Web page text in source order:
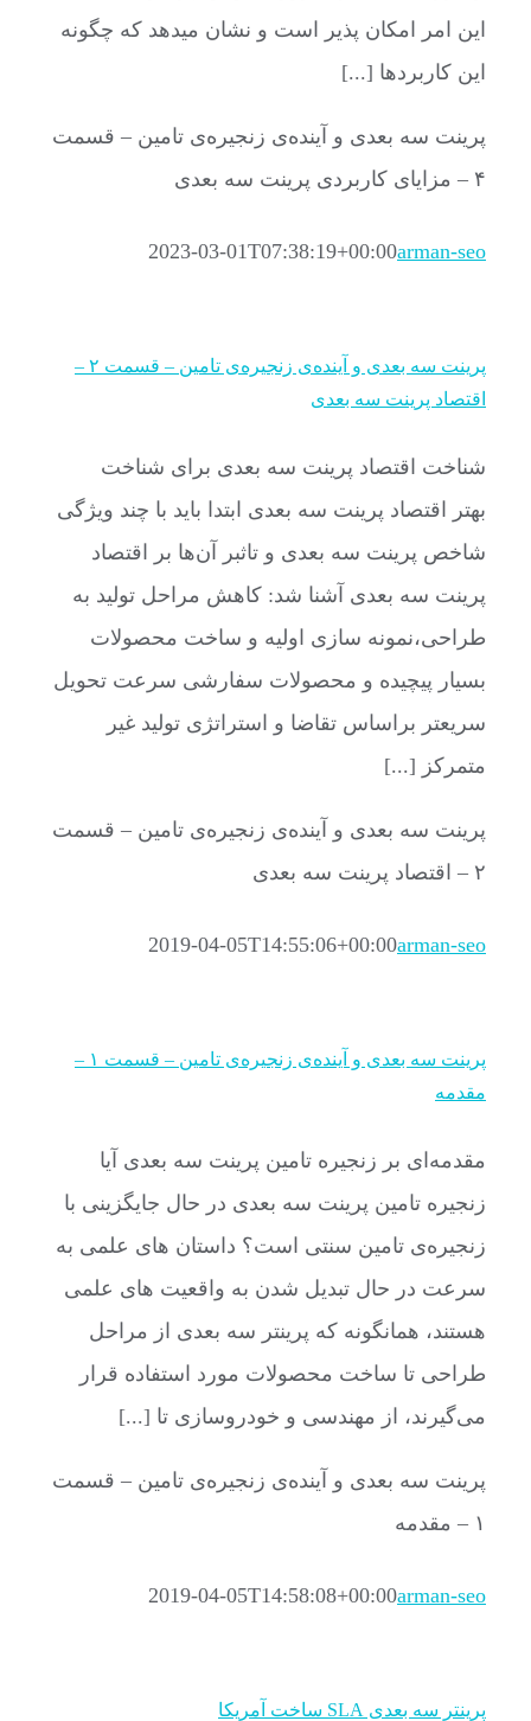
این امر امکان پذیر است و نشان میدهد که چگونه
این کاربردها [...]
پرینت سه بعدی و آینده‌ی زنجیره‌ی تامین – قسمت
۴ – مزایای کاربردی پرینت سه بعدی
arman-seo
2023-03-01T07:38:19+00:00
پرینت سه بعدی و آینده‌ی زنجیره‌ی تامین – قسمت ۲ –
اقتصاد پرینت سه بعدی
شناخت اقتصاد پرینت سه بعدی برای شناخت
بهتر اقتصاد پرینت سه بعدی ابتدا باید با چند ویژگی
شاخص پرینت سه بعدی و تاثبر آن‌ها بر اقتصاد
پرینت سه بعدی آشنا شد: کاهش مراحل تولید به
طراحی،نمونه سازی اولیه و ساخت محصولات
بسیار پیچیده و محصولات سفارشی سرعت تحویل
سریعتر براساس تقاضا و استراتژی تولید غیر
متمرکز [...]
پرینت سه بعدی و آینده‌ی زنجیره‌ی تامین – قسمت
۲ – اقتصاد پرینت سه بعدی
arman-seo
2019-04-05T14:55:06+00:00
پرینت سه بعدی و آینده‌ی زنجیره‌ی تامین – قسمت ۱ –
مقدمه
مقدمه‌ای بر زنجیره تامین پرینت سه بعدی آیا
زنجیره تامین پرینت سه بعدی در حال جایگزینی با
زنجیره‌ی تامین سنتی است؟ داستان های علمی به
سرعت در حال تبدیل شدن به واقعیت های علمی
هستند، همانگونه که پرینتر سه بعدی از مراحل
طراحی تا ساخت محصولات مورد استفاده قرار
می‌گیرند، از مهندسی و خودروسازی تا [...]
پرینت سه بعدی و آینده‌ی زنجیره‌ی تامین – قسمت
۱ – مقدمه
arman-seo
2019-04-05T14:58:08+00:00
پرینتر سه بعدی SLA ساخت آمریکا